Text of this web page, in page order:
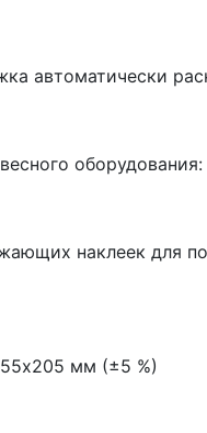
автоматически
наклеек для
мм (±5 %)